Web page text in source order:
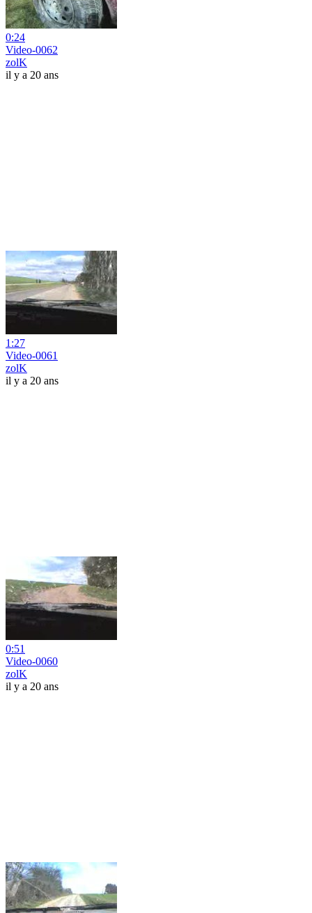
0:24
Video-0062
zolK
il y a 20 ans
1:27
Video-0061
zolK
il y a 20 ans
0:51
Video-0060
zolK
il y a 20 ans